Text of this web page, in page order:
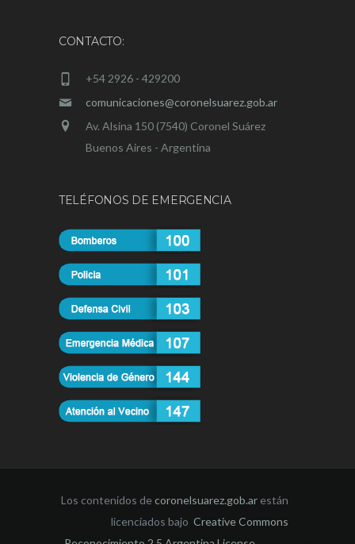
CONTACTO:
+54 2926 - 429200
comunicaciones@coronelsuarez.gob.ar
Av. Alsina 150 (7540) Coronel Suárez
Buenos Aires - Argentina
TELÉFONOS DE EMERGENCIA
Los contenidos decoronelsuarez.gob.ar están
licenciados bajo Creative Commons